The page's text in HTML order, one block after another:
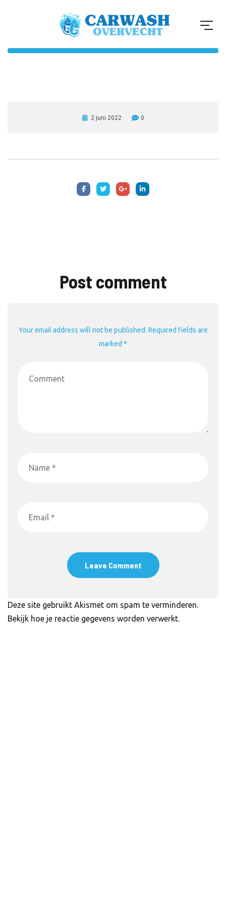
2 juni 2022 0
Post comment
Your email address will not be published. Required fields are
marked *
Deze site gebruikt Akismet om spam te verminderen.
Bekijk hoe je reactie gegevens worden verwerkt.